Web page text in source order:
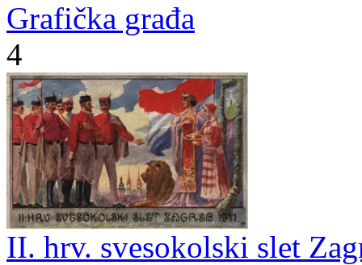
Grafička građa
4
II. hrv. svesokolski slet